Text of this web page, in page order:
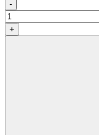
-
+